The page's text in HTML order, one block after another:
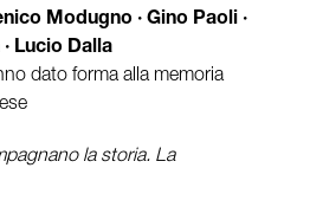
Modugno · Gino Paoli ·
Lucio Dalla
dato forma alla memoria
la storia. La